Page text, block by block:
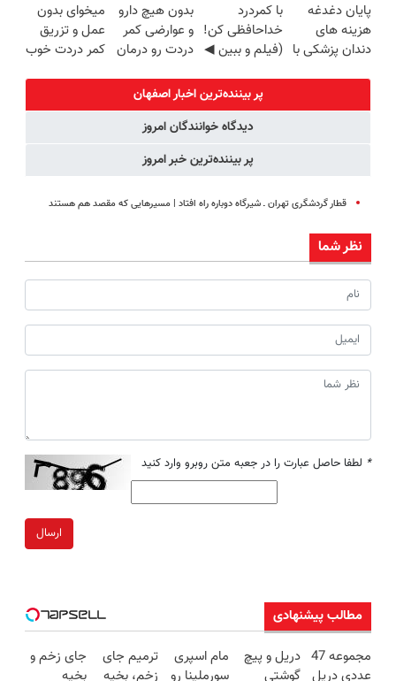
برگردون
(40%off)
◗پرسش‌نامه◖
درمان کنی؟
((پرسش‌نامه))
بفروشش
پایان دغدغه
هزینه های
دندان پزشکی با
با کمردرد
خداحافظی کن!
(فیلم و ببین ◀
پرکن)
بدون هیچ دارو
و عوارضی کمر
دردت رو درمان
(پرسش‌نامه)
میخوای بدون
عمل و تزریق
کمر دردت خوب
پرکن
پر بیننده‌ترین اخبار اصفهان
دیدگاه خوانندگان امروز
پر بیننده‌ترین خبر امروز
قطار گردشگری تهران ـ شیرگاه دوباره راه افتاد | مسیرهایی که مقصد هم هستند
نظر شما
* لطفا حاصل عبارت را در جعبه متن روبرو وارد کنید
ارسال
مطالب پیشنهادی
مجموعه 47
عددی دریل
دریل و پیچ
گوشتی
مام اسپری
سورملینا رو
ترمیم جای
زخم، بخیه
جای زخم و
بخیه